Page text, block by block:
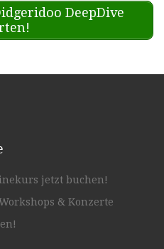
DeepDive
jetzt buchen!
& Konzerte